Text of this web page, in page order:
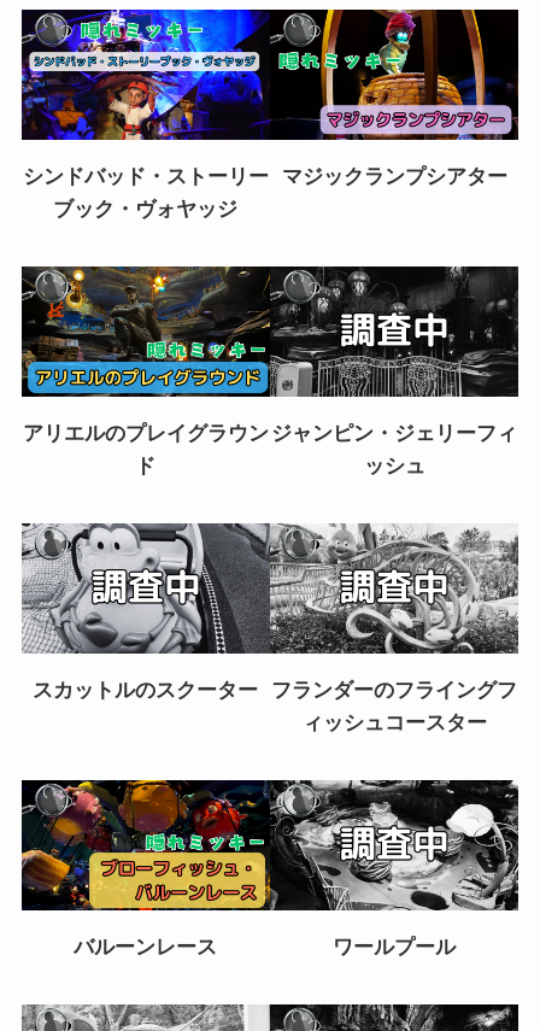
シンドバッド・ストーリー
ブック・ヴォヤッジ
マジックランプシアター
アリエルのプレイグラウン
ド
ジャンピン・ジェリーフィ
ッシュ
スカットルのスクーター
フランダーのフライングフ
ィッシュコースター
バルーンレース ワールプール